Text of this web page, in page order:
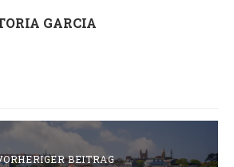
GARCIA
BEITRAG